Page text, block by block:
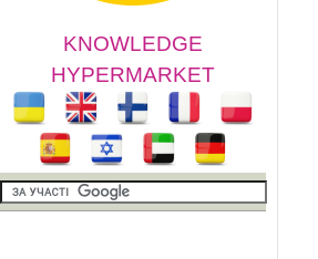
KNOWLEDGE
HYPERMARKET